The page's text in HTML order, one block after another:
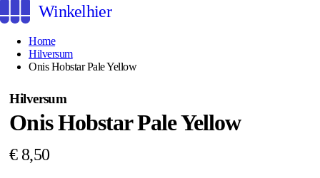
Winkelhier
Home
Hilversum
Onis Hobstar Pale Yellow
Hilversum
Onis Hobstar Pale Yellow
€ 8,50